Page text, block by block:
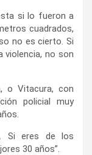
si lo fueron a
cuadrados,
no es cierto. Si
violencia, no son
o Vitacura, con
policial muy
Si eres de los
30 años”.